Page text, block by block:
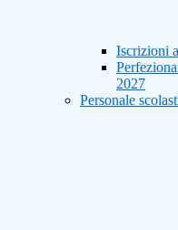
Iscrizioni
2027
Personale